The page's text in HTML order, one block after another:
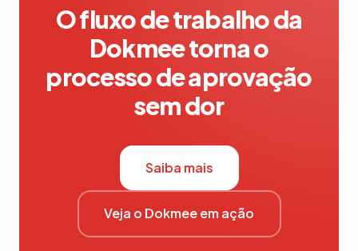
O fluxo de trabalho da
Dokmee torna o
processo de aprovação
sem dor
Saiba mais
Veja o Dokmee em ação